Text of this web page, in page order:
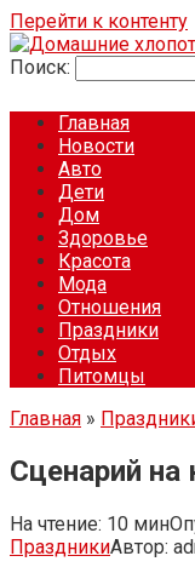
Перейти к контенту
Поиск:
Главная
Новости
Авто
Дети
Дом
Здоровье
Красота
Мода
Отношения
Праздники
Отдых
Питомцы
Главная »
Сценарий
На чтение: 10 мин
ПраздникиАвтор: